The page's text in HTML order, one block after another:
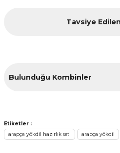
konularda yetersiz gördüğünüz
Ürün açıklamasında eksik bilgiler
Tavsiye
Bulunduğu Kombinler
Etiketler :
arapça yökdil hazırlık seti
arapça yökdil